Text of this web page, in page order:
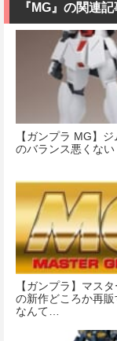
『MG』の関連記
【ガンプラ MG】
のバランス悪くない
【ガンプラ】マス
の新作どころか再
なんて…